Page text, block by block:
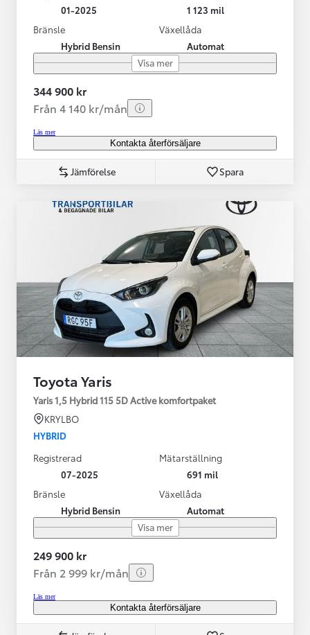
01-2025
1 123 mil
Bränsle
Hybrid Bensin
Växellåda
Automat
Visa mer
344 900 kr
Från 4 140 kr/mån
Läs mer
Kontakta återförsäljare
Jämförelse Spara
Toyota Yaris
Yaris 1,5 Hybrid 115 5D Active komfortpaket
KRYLBO
HYBRID
Registrerad
07-2025
Mätarställning
691 mil
Bränsle
Hybrid Bensin
Växellåda
Automat
Visa mer
249 900 kr
Från 2 999 kr/mån
Läs mer
Kontakta återförsäljare